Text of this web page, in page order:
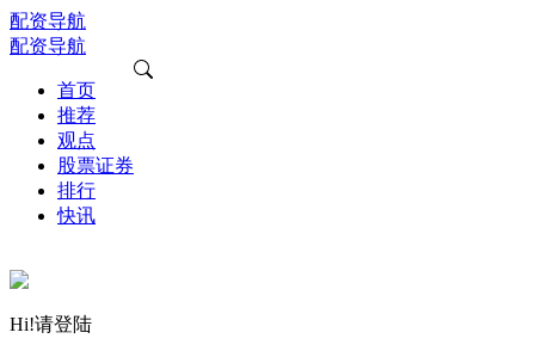
配资导航
配资导航
首页
推荐
观点
股票证券
排行
快讯
Hi!请登陆